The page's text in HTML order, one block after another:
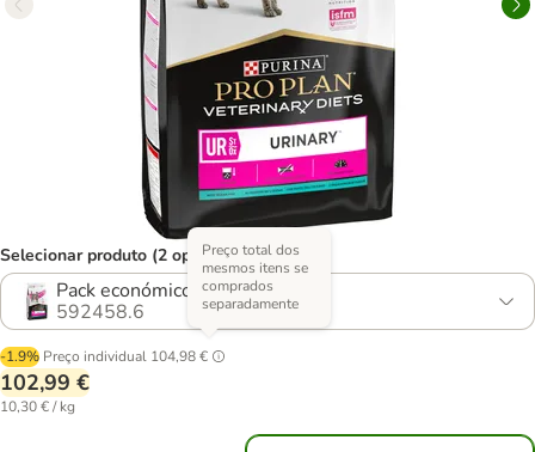
Selecionar produto (2 opções)
Pack económico: 2 x 5 kg
592458.6
-1.9% Preço individual 104,98 €
Preço total dos
mesmos itens se
comprados
separadamente
102,99 €
10,30 € / kg